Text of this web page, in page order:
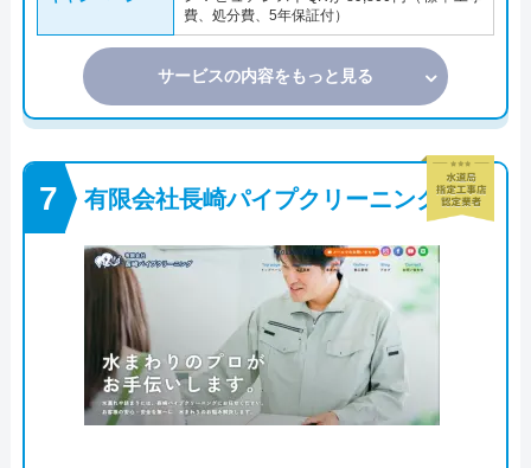
費、処分費、5年保証付）
サービスの内容をもっと見る
有限会社長崎パイプクリーニング